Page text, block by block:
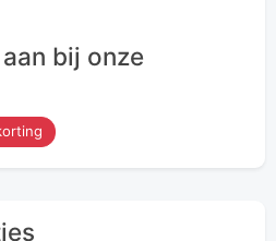
bij onze